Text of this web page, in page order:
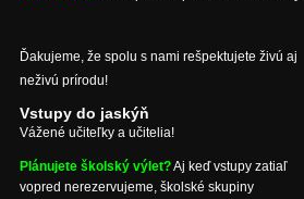
Ďakujeme, že spolu s nami rešpektujete živú aj
neživú prírodu!
Vstupy do jaskýň
Vážené učiteľky a učitelia!
Plánujete školský výlet?Aj keď vstupy zatiaľ
vopred nerezervujeme, školské skupiny